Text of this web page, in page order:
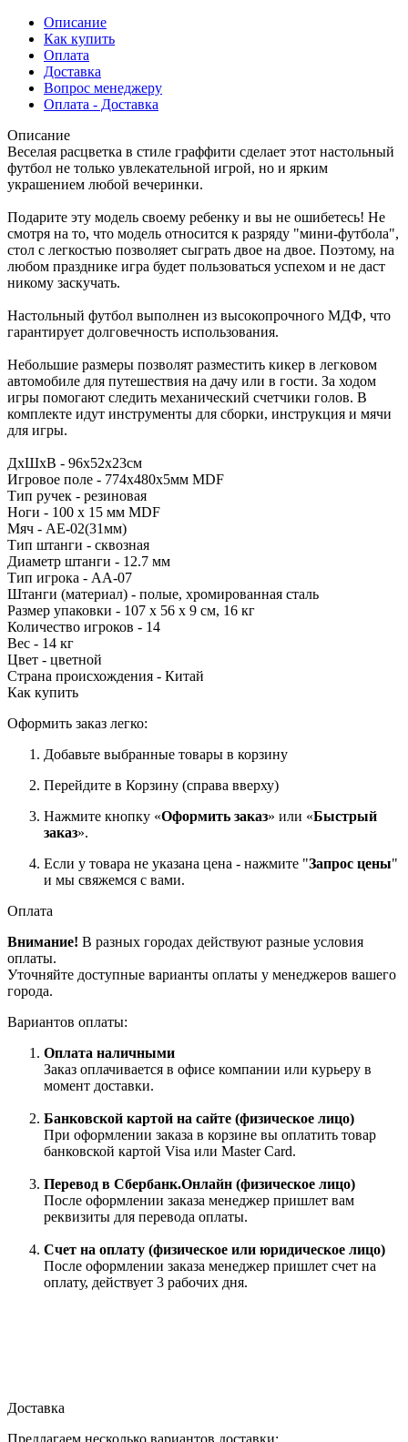
Описание
Как купить
Оплата
Доставка
Вопрос менеджеру
Оплата - Доставка
Описание
Веселая расцветка в стиле граффити сделает этот настольный
футбол не только увлекательной игрой, но и ярким
украшением любой вечеринки.
Подарите эту модель своему ребенку и вы не ошибетесь! Не
смотря на то, что модель относится к разряду "мини-футбола",
стол с легкостью позволяет сыграть двое на двое. Поэтому, на
любом празднике игра будет пользоваться успехом и не даст
никому заскучать.
Настольный футбол выполнен из высокопрочного МДФ, что
гарантирует долговечность использования.
Небольшие размеры позволят разместить кикер в легковом
автомобиле для путешествия на дачу или в гости. За ходом
игры помогают следить механический счетчики голов. В
комплекте идут инструменты для сборки, инструкция и мячи
для игры.
ДхШхВ - 96x52x23см
Игровое поле - 774х480х5мм MDF
Тип ручек - резиновая
Ноги - 100 x 15 мм MDF
Мяч - AE-02(31мм)
Тип штанги - сквозная
Диаметр штанги - 12.7 мм
Тип игрока - AA-07
Штанги (материал) - полые, хромированная сталь
Размер упаковки - 107 х 56 х 9 см, 16 кг
Количество игроков - 14
Вес - 14 кг
Цвет - цветной
Страна происхождения - Китай
Как купить
Оформить заказ легко:
Добавьте выбранные товары в корзину
Перейдите в Корзину (справа вверху)
Нажмите кнопку «Оформить заказ» или «Быстрый
заказ».
Если у товара не указана цена - нажмите "Запрос цены"
и мы свяжемся с вами.
Оплата
Внимание! В разных городах действуют разные условия
оплаты.
Уточняйте доступные варианты оплаты у менеджеров вашего
города.
Вариантов оплаты:
Оплата наличными
Заказ оплачивается в офисе компании или курьеру в
момент доставки.
Банковской картой на сайте (физическое лицо)
При оформлении заказа в корзине вы оплатить товар
банковской картой Visa или Master Card.
Перевод в Сбербанк.Онлайн (физическое лицо)
После оформлении заказа менеджер пришлет вам
реквизиты для перевода оплаты.
Счет на оплату (физическое или юридическое лицо)
После оформлении заказа менеджер пришлет счет на
оплату, действует 3 рабочих дня.
Доставка
Предлагаем несколько вариантов доставки: